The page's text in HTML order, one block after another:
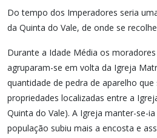
Do tempo dos Imperadores seria
da Quinta do Vale, de onde se
Durante a Idade Média os
agruparam-se em volta da Igreja
quantidade de pedra de aparelho
propriedades localizadas entre a
Quinta do Vale). A Igreja manter-se-
população subiu mais a encosta e